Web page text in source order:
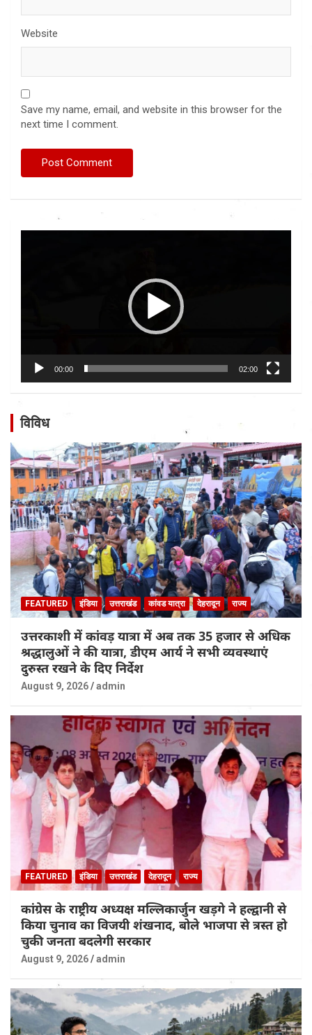
Website
Save my name, email, and website in this browser for the
next time I comment.
00:00 02:00
विविध
FEATURED इंडिया उत्तराखंड कांवड यात्रा देहरादून राज्य
उत्तरकाशी में कांवड़ यात्रा में अब तक 35 हजार से अधिक
श्रद्धालुओं ने की यात्रा, डीएम आर्य ने सभी व्यवस्थाएं
दुरुस्त रखने के दिए निर्देश
August 9, 2026 admin
FEATURED इंडिया उत्तराखंड देहरादून राज्य
कांग्रेस के राष्ट्रीय अध्यक्ष मल्लिकार्जुन खड़गे ने हल्द्वानी से
किया चुनाव का विजयी शंखनाद, बोले भाजपा से त्रस्त हो
चुकी जनता बदलेगी सरकार
August 9, 2026 admin